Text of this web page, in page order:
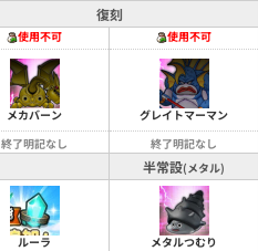
復刻
使用不可
メカバーン
終了明記なし
使用不可
グレイトマーマン
終了明記なし
半常設(メタル)
ルーラ メタルつむり